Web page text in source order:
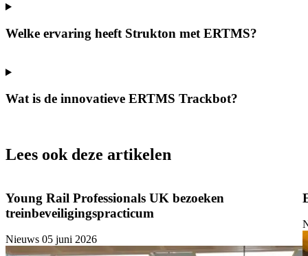
Welke ervaring heeft Strukton met ERTMS?
Wat is de innovatieve ERTMS Trackbot?
Lees ook deze artikelen
Young Rail Professionals UK bezoeken
treinbeveiligingspracticum
Nieuws 05 juni 2026